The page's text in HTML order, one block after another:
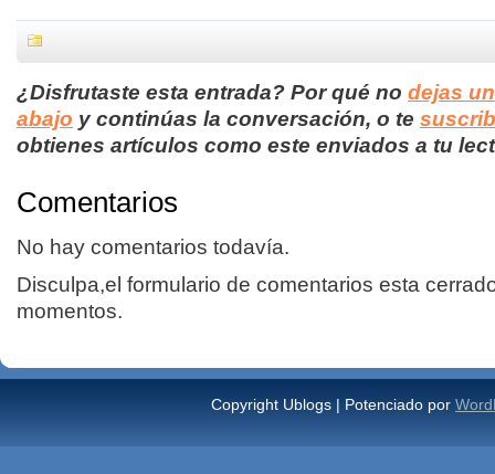
¿Disfrutaste esta entrada? Por qué no dejas
abajo y continúas la conversación, o te
obtienes artículos como este enviados a tu
Comentarios
No hay comentarios todavía.
Disculpa,el formulario de comentarios esta
momentos.
Copyright Ublogs | Potenciado por